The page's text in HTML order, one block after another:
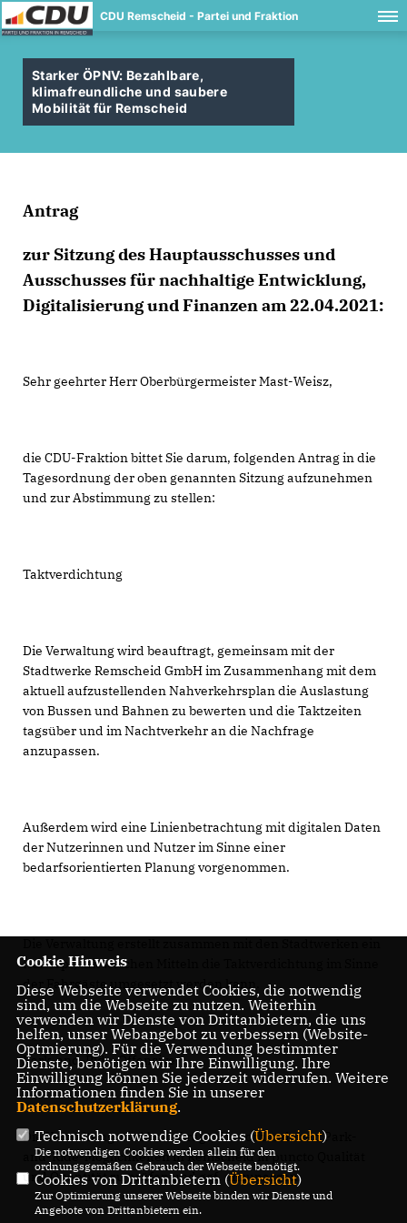
CDU Remscheid - Partei und Fraktion
Starker ÖPNV: Bezahlbare,
klimafreundliche und saubere
Mobilität für Remscheid
Antrag
zur Sitzung des Hauptausschusses und
Ausschusses für nachhaltige Entwicklung,
Digitalisierung und Finanzen am 22.04.2021:
Sehr geehrter Herr Oberbürgermeister Mast-Weisz,
die CDU-Fraktion bittet Sie darum, folgenden Antrag in die
Tagesordnung der oben genannten Sitzung aufzunehmen
und zur Abstimmung zu stellen:
Taktverdichtung
Die Verwaltung wird beauftragt, gemeinsam mit der
Stadtwerke Remscheid GmbH im Zusammenhang mit dem
aktuell aufzustellenden Nahverkehrsplan die Auslastung
von Bussen und Bahnen zu bewerten und die Taktzeiten
tagsüber und im Nachtverkehr an die Nachfrage
anzupassen.
Außerdem wird eine Linienbetrachtung mit digitalen Daten
der Nutzerinnen und Nutzer im Sinne einer
bedarfsorientierten Planung vorgenommen.
Konzept, mit welchen Mitteln die Taktverdichtung im Sinne
der Fahrgäste umgesetzt werden kann.
Park-and-Ride-Offensive:
Die Verwaltung wird beauftragt, die vorhandenen Park-
and-Ride-Möglichkeiten in Remscheid in puncto Qualität
und Quantität zu prüfen und ggf. anzupassen.
Cookie Hinweis
Diese Webseite verwendet Cookies, die notwendig
sind, um die Webseite zu nutzen. Weiterhin
verwenden wir Dienste von Drittanbietern, die uns
helfen, unser Webangebot zu verbessern (Website-
Optmierung). Für die Verwendung bestimmter
Dienste, benötigen wir Ihre Einwilligung. Ihre
Einwilligung können Sie jederzeit widerrufen. Weitere
Informationen finden Sie in unserer
Datenschutzerklärung.
Technisch notwendige Cookies (Übersicht)
Die notwendigen Cookies werden allein für den
ordnungsgemäßen Gebrauch der Webseite benötigt.
Cookies von Drittanbietern (Übersicht)
Zur Optimierung unserer Webseite binden wir Dienste und
Angebote von Drittanbietern ein.